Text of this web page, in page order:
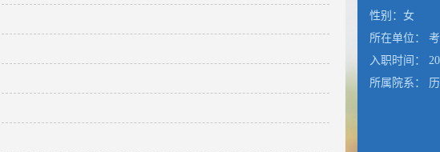
性别：女
所在单位：
入职时间：
所属院系：